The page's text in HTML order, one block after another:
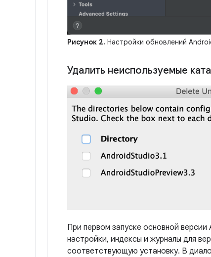
Рисунок 2. Настройки обновлений
Удалить неиспользуемые
При первом запуске основной
настройки, индексы и журналы для
соответствующую установку. В